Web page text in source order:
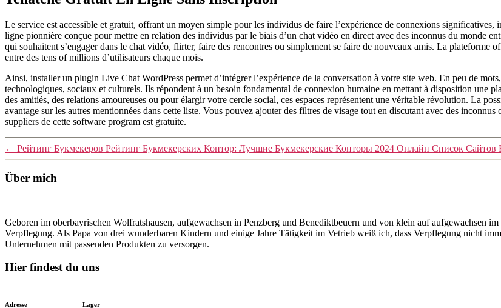
Le service est accessible et gratuit, offrant un moyen simple pour les individus de faire l’expérience de connexions significatives,
ligne pionnière conçue pour mettre en relation des individus par le biais d’un chat vidéo en direct avec des inconnus du monde
qui souhaitent s’engager dans le chat vidéo, flirter, faire des rencontres ou simplement se faire de nouveaux amis. La plateforme
entre des tens of millions d’utilisateurs chaque mois.
Ainsi, installer un plugin Live Chat WordPress permet d’intégrer l’expérience de la conversation à votre site web. En peu de
technologiques, sociaux et culturels. Ils répondent à un besoin fondamental de connexion humaine en mettant à disposition une
des amitiés, des relations amoureuses ou pour élargir votre cercle social, ces espaces représentent une véritable révolution. La
avantage sur les autres mentionnées dans cette liste. Vous pouvez ajouter des filtres de visage tout en discutant avec des
suppliers de cette software program est gratuite.
← Рейтинг Букмекеров Рейтинг Букмекерских Контор: Лучшие Букмекерские Конторы 2024 Онлайн Список Сайтов
Über mich
Geboren im oberbayrischen Wolfratshausen, aufgewachsen in Penzberg und Benediktbeuern und von klein auf aufgewachsen
Verpflegung. Als Papa von drei wunderbaren Kindern und einige Jahre Tätigkeit im Vetrieb weiß ich, dass Verpflegung nicht
Unternehmen mit passenden Produkten zu versorgen.
Hier findest du uns
Adresse Lager